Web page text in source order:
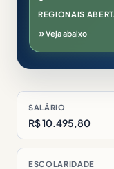
REGIONAIS
Veja abaixo
SALÁRIO
R$ 10.495,80
ESCOLARIDADE